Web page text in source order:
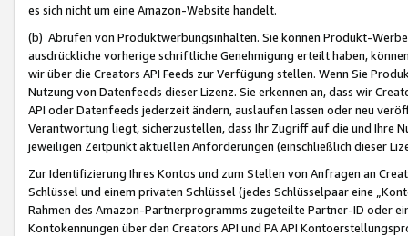
es sich nicht um eine Amazon-Website handelt.
(b) Abrufen von Produktwerbungsinhalten. Sie können Produkt-
ausdrückliche vorherige schriftliche Genehmigung erteilt haben,
wir über die Creators API Feeds zur Verfügung stellen. Wenn Sie
Nutzung von Datenfeeds dieser Lizenz. Sie erkennen an, dass wir
API oder Datenfeeds jederzeit ändern, auslaufen lassen oder neu
Verantwortung liegt, sicherzustellen, dass Ihr Zugriff auf die und Ihre
jeweiligen Zeitpunkt aktuellen Anforderungen (einschließlich dieser
Zur Identifizierung Ihres Kontos und zum Stellen von Anfragen an
Schlüssel und einem privaten Schlüssel (jedes Schlüsselpaar eine
Rahmen des Amazon-Partnerprogramms zugeteilte Partner-ID oder
Kontokennungen über den Creators API und PA API